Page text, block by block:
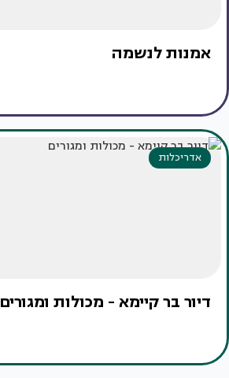
אמנות לנשמה
אדריכלות
דיור בר קיימא - מכולות ומגורים